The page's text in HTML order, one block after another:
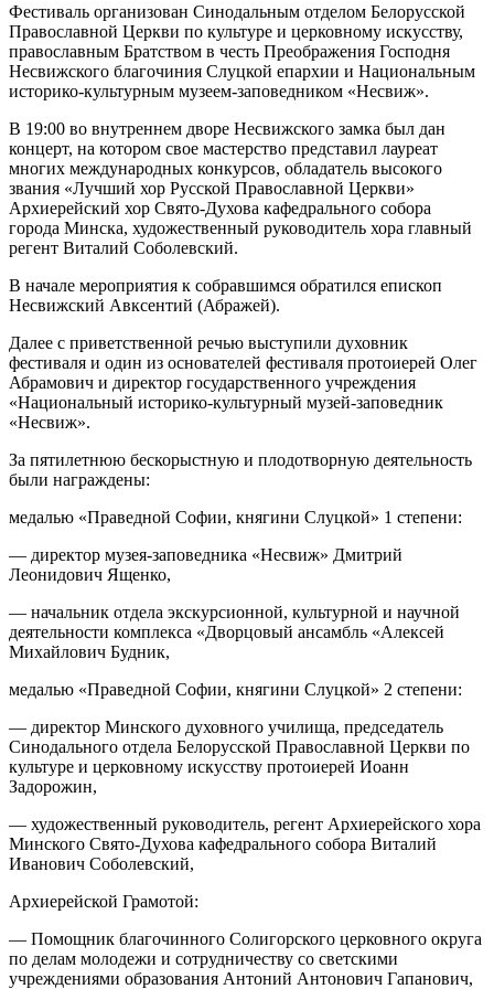
Фестиваль организован Синодальным отделом Белорусской
Православной Церкви по культуре и церковному искусству,
православным Братством в честь Преображения Господня
Несвижского благочиния Слуцкой епархии и Национальным
историко-культурным музеем-заповедником «Несвиж».
В 19:00 во внутреннем дворе Несвижского замка был дан
концерт, на котором свое мастерство представил лауреат
многих международных конкурсов, обладатель высокого
звания «Лучший хор Русской Православной Церкви»
Архиерейский хор Свято-Духова кафедрального собора
города Минска, художественный руководитель хора главный
регент Виталий Соболевский.
В начале мероприятия к собравшимся обратился епископ
Несвижский Авксентий (Абражей).
Далее с приветственной речью выступили духовник
фестиваля и один из основателей фестиваля протоиерей Олег
Абрамович и директор государственного учреждения
«Национальный историко-культурный музей-заповедник
«Несвиж».
За пятилетнюю бескорыстную и плодотворную деятельность
были награждены:
медалью «Праведной Софии, княгини Слуцкой» 1 степени:
— директор музея-заповедника «Несвиж» Дмитрий
Леонидович Ященко,
— начальник отдела экскурсионной, культурной и научной
деятельности комплекса «Дворцовый ансамбль «Алексей
Михайлович Будник,
медалью «Праведной Софии, княгини Слуцкой» 2 степени:
— директор Минского духовного училища, председатель
Синодального отдела Белорусской Православной Церкви по
культуре и церковному искусству протоиерей Иоанн
Задорожин,
— художественный руководитель, регент Архиерейского хора
Минского Свято-Духова кафедрального собора Виталий
Иванович Соболевский,
Архиерейской Грамотой:
— Помощник благочинного Солигорского церковного округа
по делам молодежи и сотрудничеству со светскими
учреждениями образования Антоний Антонович Гапанович,